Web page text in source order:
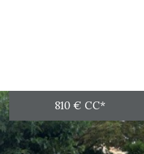
5KM
810 € CC*